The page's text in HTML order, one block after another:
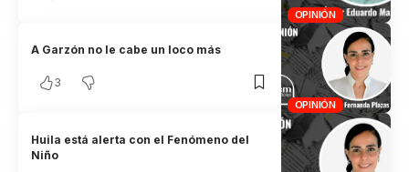
OPINIÓN
OPINIÓN
A Garzón no le cabe un loco más
3
Huila está alerta con el Fenómeno del
Niño